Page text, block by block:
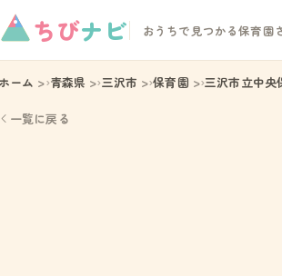
ちびナビ おうちで見つかる保育園
ホーム 青森県 三沢市 保育園 三沢市立中央
一覧に戻る